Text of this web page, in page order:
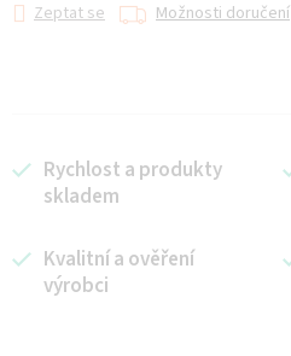
Zeptat se Možnosti doručení
Rychlost a produkty
skladem
Kvalitní a ověření
výrobci